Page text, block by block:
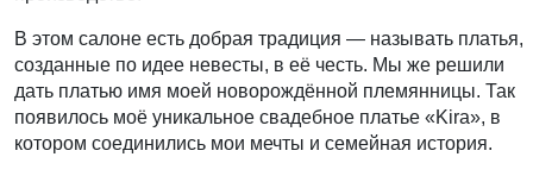
В этом салоне есть добрая традиция — называть платья,
созданные по идее невесты, в её честь. Мы же решили
дать платью имя моей новорождённой племянницы. Так
появилось моё уникальное свадебное платье «Kira», в
котором соединились мои мечты и семейная история.